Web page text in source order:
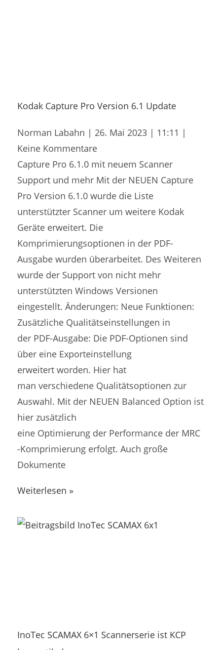
Kodak Capture Pro Version 6.1 Update
Norman Labahn 26. Mai 2023
11:11
Keine Kommentare
Capture Pro 6.1.0 mit neuem Scanner
Support und mehr Mit der NEUEN Capture
Pro Version 6.1.0 wurde die Liste
unterstützter Scanner um weitere Kodak
Geräte erweitert. Die
Komprimierungsoptionen in der PDF-
Ausgabe wurden überarbeitet. Des Weiteren
wurde der Support von nicht mehr
unterstützten Windows Versionen
eingestellt. Änderungen: Neue Funktionen:
Zusätzliche Qualitätseinstellungen in
der PDF-Ausgabe: Die PDF-Optionen sind
über eine Exporteinstellung
erweitert worden. Hier hat
man verschiedene Qualitätsoptionen zur
Auswahl. Mit der NEUEN Balanced Option ist
hier zusätzlich
eine Optimierung der Performance der MRC
-Komprimierung erfolgt. Auch große
Dokumente
Weiterlesen »
InoTec SCAMAX 6×1 Scannerserie ist KCP